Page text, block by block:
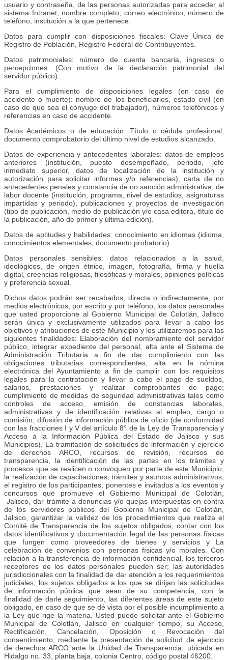
usuario y contraseña, de las personas autorizadas para acceder al
sistema Intranet; nombre completo, correo electrónico, número de
teléfono, institución a la que pertenece.
Datos para cumplir con disposiciones fiscales: Clave Única de
Registro de Población, Registro Federal de Contribuyentes.
Datos patrimoniales: número de cuenta bancaria, ingresos o
percepciones. (Con motivo de la declaración patrimonial del
servidor público).
Para el cumplimiento de disposiciones legales (en caso de
accidente o muerte): nombre de los beneficiarios, estado civil (en
caso de que sea el cónyuge del trabajador), números telefónicos y
referencias en caso de accidente.
Datos Académicos o de educación: Título o cédula profesional,
documento comprobatorio del último nivel de estudios alcanzado.
Datos de experiencia y antecedentes laborales: datos de empleos
anteriores (institución, puesto desempeñado, periodo, jefe
inmediato superior, datos de localización de la institución y
autorización para solicitar informes y/o referencias), carta de no
antecedentes penales y constancia de no sanción administrativa, de
labor docente (institución, programa, nivel de estudios, asignaturas
impartidas y periodo), publicaciones y proyectos de investigación
(tipo de publicación, medio de publicación y/o casa editora, título de
la publicación, año de primer y última edición).
Datos de aptitudes y habilidades: conocimiento en idiomas (idioma,
conocimientos elementales, documento probatorio).
Datos personales sensibles: datos relacionados a la salud,
ideológicos, de origen étnico, imagen, fotografía, firma y huella
digital, creencias religiosas, filosóficas y morales, opiniones políticas
y preferencia sexual.
Dichos datos podrán ser recabados, directa o indirectamente, por
medios electrónicos, por escrito y por teléfono, los datos personales
que usted proporcione al Gobierno Municipal de Colotlán, Jalisco
serán única y exclusivamente utilizados para llevar a cabo los
objetivos y atribuciones de este Municipio y los utilizaremos para las
siguientes finalidades: Elaboración del nombramiento del servidor
público, integrar expediente del personal; alta ante el Sistema de
Administración Tributaria a fin de dar cumplimiento con las
obligaciones tributarias correspondientes; alta en la nómina
electrónica del Ayuntamiento a fin de cumplir con los requisitos
legales para la contratación y llevar a cabo el pago de sueldos,
salarios, prestaciones y realizar comprobantes de pago;
cumplimiento de medidas de seguridad administrativas tales como
controles de acceso, emisión de constancias laborales,
administrativas y de identificación relativas al empleo, cargo o
comisión; difusión de información pública de oficio (de conformidad
con las fracciones I y V del artículo 8° de la Ley de Transparencia y
Acceso a la Información Pública del Estado de Jalisco y sus
Municipios). La tramitación de solicitudes de información y ejercicio
de derechos ARCO, recursos de revisión, recursos de
transparencia, la identificación de las partes en los trámites y
procesos que se realicen o convoquen por parte de este Municipio,
la realización de capacitaciones, trámites y asuntos administrativos,
el registro de los participantes, ponentes e invitados a los eventos y
concursos que promueve el Gobierno Municipal de Colotlán,
Jalisco, dar trámite a denuncias y/o quejas interpuestas en contra
de los servidores públicos del Gobierno Municipal de Colotlán,
Jalisco, garantizar la validez de los procedimientos que realiza el
Comité de Transparencia de los sujetos obligados, contar con los
datos identificativos y documentación legal de las personas físicas
que fungen como proveedores de bienes y servicios y La
celebración de convenios con personas físicas y/o morales. Con
relación a la transferencia de información confidencial, los terceros
receptores de los datos personales pueden ser; las autoridades
jurisdiccionales con la finalidad de dar atención a los requerimientos
judiciales, los sujetos obligados a los que se dirijan las solicitudes
de información pública que sean de su competencia, con la
finalidad de darle seguimiento, las diferentes áreas de este sujeto
obligado, en caso de que se dé vista por el posible incumplimiento a
la Ley que rige la materia. Usted puede solicitar ante el Gobierno
Municipal de Colotlán, Jalisco en cualquier tiempo, su Acceso,
Rectificación, Cancelación, Oposición o Revocación del
consentimiento, mediante la presentación de solicitud de ejercicio
de derechos ARCO ante la Unidad de Transparencia, ubicada en
Hidalgo no. 33, planta baja, colonia Centro, código postal 46200.